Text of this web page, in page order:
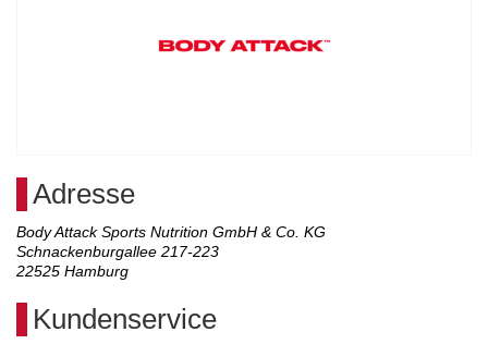
Adresse
Body Attack Sports Nutrition GmbH & Co. KG
Schnackenburgallee 217-223
22525 Hamburg
Kundenservice